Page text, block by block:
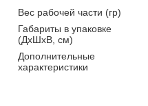
Вес рабочей части (гр)
Габариты в упаковке
(ДхШхВ, см)
Дополнительные
характеристики